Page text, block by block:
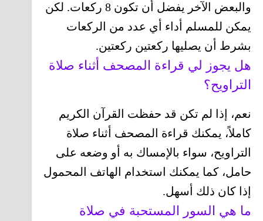
والبعض الآخر يفضل أن تكون 8 ركعات. لكن
يمكن للمسلم أداء أي عدد من الركعات
بشرط أن يصليها ركعتين ركعتين.
هل يجوز لي قراءة المصحف أثناء صلاة
التراويح؟
نعم، إذا لم تكن قد حفظت القرآن الكريم
كاملاً، يمكنك قراءة المصحف أثناء صلاة
التراويح، سواء بالإمساك به أو وضعه على
حامل، كما يمكنك استخدام الهاتف المحمول
إذا كان ذلك أسهل.
ما هي السور المستحبة في صلاة